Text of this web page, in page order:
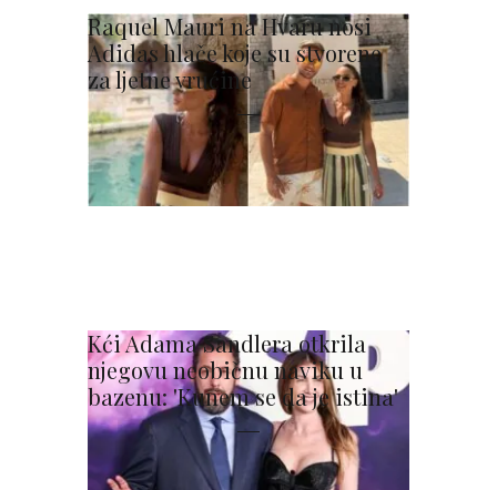
Raquel Mauri na Hvaru nosi
Adidas hlače koje su stvorene
za ljetne vrućine
Kći Adama Sandlera otkrila
njegovu neobičnu naviku u
bazenu: 'Kunem se da je istina'